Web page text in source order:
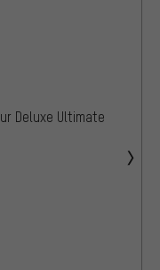
Deluxe Ultimate